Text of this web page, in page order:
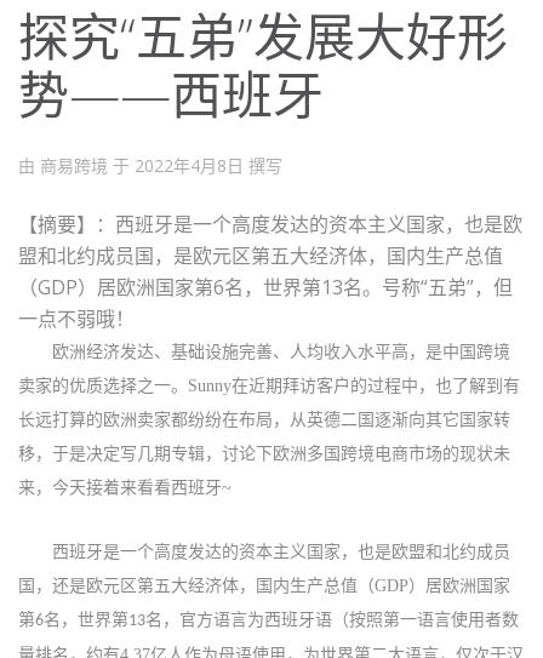
探究“五弟”发展大好形
势——西班牙
由 商易跨境 于 2022年4月8日 撰写
【摘要】 ：西班牙是一个高度发达的资本主义国家，也是欧
盟和北约成员国，是欧元区第五大经济体，国内生产总值
（GDP）居欧洲国家第6名，世界第13名。号称“五弟”，但
一点不弱哦！
欧洲经济发达、基础设施完善、人均收入水平高，是中国跨境
卖家的优质选择之一。 Sunny在近期拜访客户的过程中，也了解到有
长远打算的欧洲卖家都纷纷在布局，从英德二国逐渐向其它国家转
移，于是决定写几期专辑，讨论下欧洲多国跨境电商市场的现状未
来，今天接着来看看西班牙~
西班牙是一个高度发达的资本主义国家，也是欧盟和北约成员
国，还是欧元区第五大经济体，国内生产总值（GDP）居欧洲国家
第6名，世界第13名， 官方语言为西班牙语（按照第一语言使用者数